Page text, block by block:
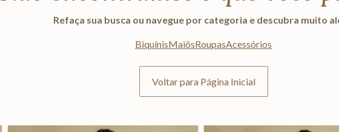
Refaça sua busca ou navegue por categoria e descubra muito
BiquínisMaiôsRoupasAcessórios
Voltar para Página Inicial